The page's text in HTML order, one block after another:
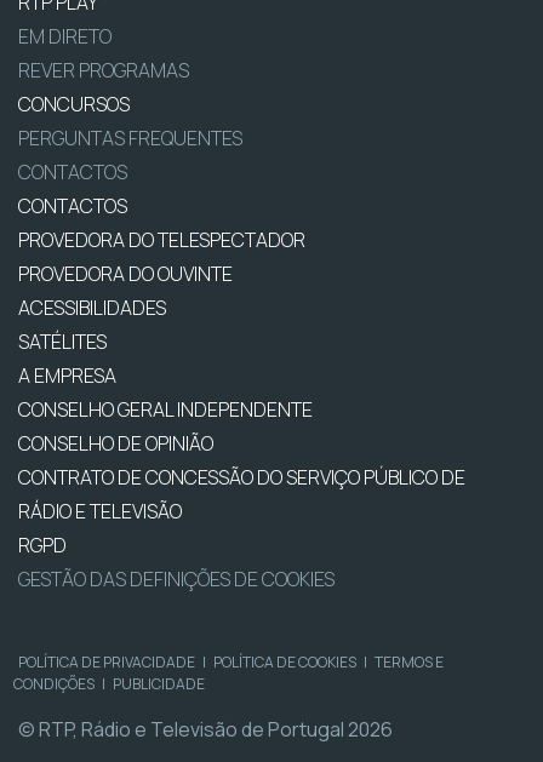
EM DIRETO
REVER PROGRAMAS
CONCURSOS
PERGUNTAS FREQUENTES
CONTACTOS
CONTACTOS
PROVEDORA DO TELESPECTADOR
PROVEDORA DO OUVINTE
ACESSIBILIDADES
SATÉLITES
A EMPRESA
CONSELHO GERAL INDEPENDENTE
CONSELHO DE OPINIÃO
CONTRATO DE CONCESSÃO DO SERVIÇO PÚBLICO DE
RÁDIO E TELEVISÃO
RGPD
GESTÃO DAS DEFINIÇÕES DE COOKIES
POLÍTICA DE PRIVACIDADE | POLÍTICA DE COOKIES | TERMOS E
CONDIÇÕES | PUBLICIDADE
© RTP, Rádio e Televisão de Portugal 2026